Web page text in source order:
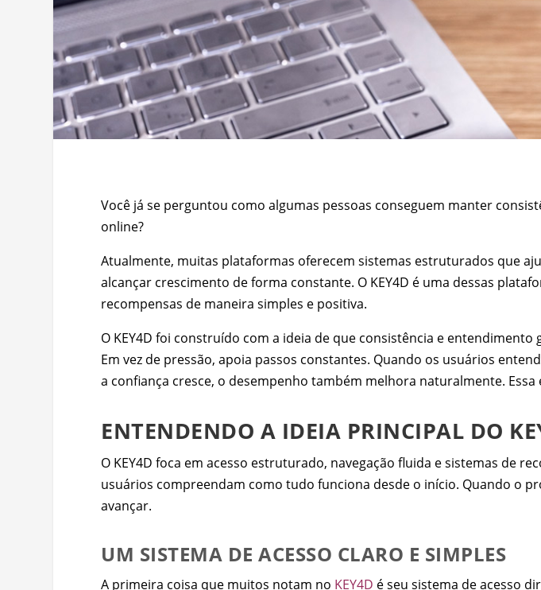
Você já se perguntou como algumas pessoas conseguem manter
online?
Atualmente, muitas plataformas oferecem sistemas estruturados que
alcançar crescimento de forma constante. O KEY4D é uma dessas
recompensas de maneira simples e positiva.
O KEY4D foi construído com a ideia de que consistência e
Em vez de pressão, apoia passos constantes. Quando os usuários
a confiança cresce, o desempenho também melhora naturalmente. Essa
ENTENDENDO A IDEIA PRINCIPAL DO
O KEY4D foca em acesso estruturado, navegação fluida e sistemas de
usuários compreendam como tudo funciona desde o início. Quando o
avançar.
UM SISTEMA DE ACESSO CLARO E SIMPLES
A primeira coisa que muitos notam no KEY4D é seu sistema de acesso